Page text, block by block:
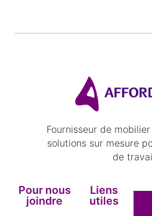
Fournisseur de
solutions sur mesure
de
Pour nous
joindre
Liens
utiles